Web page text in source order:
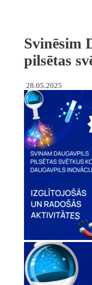
Svinēsim
pilsētas
28.05.2025